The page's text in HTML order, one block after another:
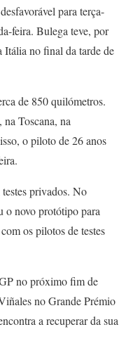
para terça-
feira. Bulega teve, por
Itália no final da tarde de
de 850 quilómetros.
Toscana, na
o piloto de 26 anos
privados. No
o novo protótipo para
os pilotos de testes
no próximo fim de
no Grande Prémio
a recuperar da sua